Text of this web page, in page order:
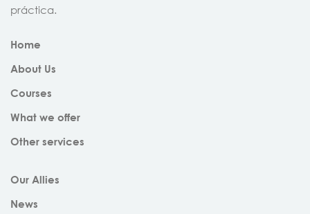
práctica.
Home
About Us
Courses
What we offer
Other services
Our Allies
News